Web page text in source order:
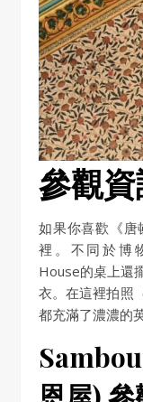
參觀
如果你喜歡《唐
裡。不同於博
House的桌上還
衣。在這裡拍照
都充滿了濃濃的